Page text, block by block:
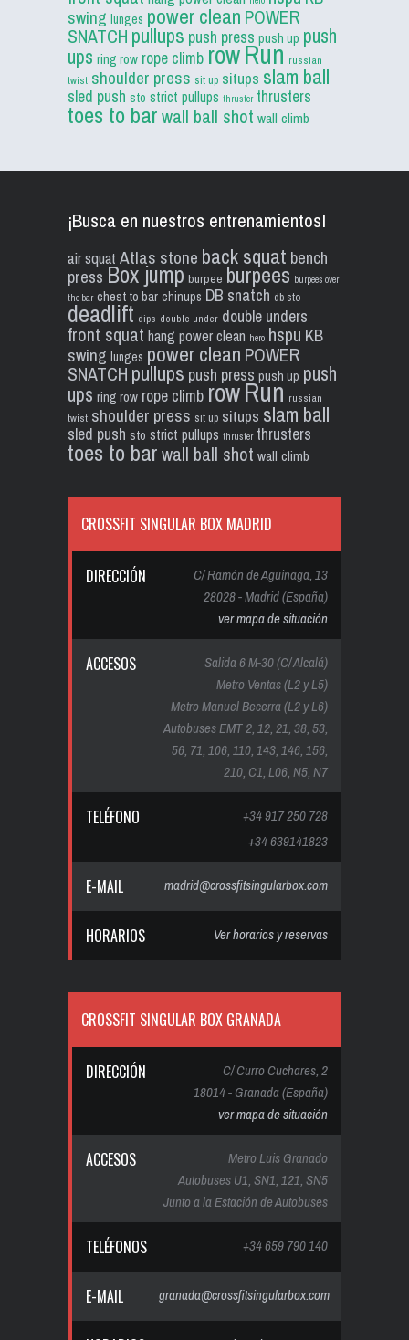
swing lunges power clean POWER
SNATCH pullups push press push up push
ups ring row rope climb rowRun russian
twist shoulder press sit up situps slam ball
sled push sto strict pullups thruster thrusters
toes to barwall ball shot wall climb
¡Busca en nuestros entrenamientos!
air squat Atlas stone back squat bench
press Box jump burpee burpees burpees over
the bar chest to bar chinups DB snatch db sto
deadlift dips double under double unders
front squat hang power clean hero hspu KB
swing lunges power clean POWER
SNATCH pullups push press push up push
ups ring row rope climb rowRun russian
twist shoulder press sit up situps slam ball
sled push sto strict pullups thruster thrusters
toes to barwall ball shot wall climb
CROSSFIT SINGULAR BOX MADRID
DIRECCIÓN
C/ Ramón de Aguinaga, 13
28028 - Madrid (España)
ver mapa de situación
ACCESOS
Salida 6 M-30 (C/ Alcalá)
Metro Ventas (L2 y L5)
Metro Manuel Becerra (L2 y L6)
Autobuses EMT 2, 12, 21, 38, 53,
56, 71, 106, 110, 143, 146, 156,
210, C1, L06, N5, N7
TELÉFONO
+34 917 250 728
+34 639141823
E-MAIL madrid@crossfitsingularbox.com
HORARIOS Ver horarios y reservas
CROSSFIT SINGULAR BOX GRANADA
DIRECCIÓN
C/ Curro Cuchares, 2
18014 - Granada (España)
ver mapa de situación
ACCESOS
Metro Luis Granado
Autobuses U1, SN1, 121, SN5
Junto a la Estación de Autobuses
TELÉFONOS +34 659 790 140
E-MAIL granada@crossfitsingularbox.com